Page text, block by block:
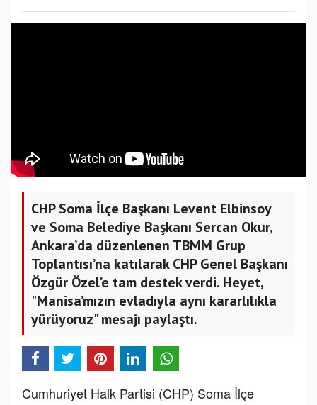
CHP Soma İlçe Başkanı Levent Elbinsoy
ve Soma Belediye Başkanı Sercan Okur,
Ankara’da düzenlenen TBMM Grup
Toplantısı’na katılarak CHP Genel Başkanı
Özgür Özel’e tam destek verdi. Heyet,
"Manisa’mızın evladıyla aynı kararlılıkla
yürüyoruz" mesajı paylaştı.
Cumhuriyet Halk Partisi (CHP) Soma İlçe